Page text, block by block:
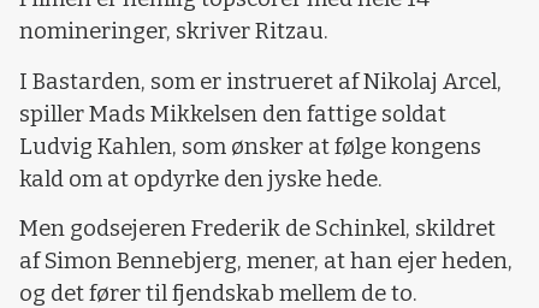
nomineringer, skriver Ritzau.
I Bastarden, som er instrueret af Nikolaj Arcel,
spiller Mads Mikkelsen den fattige soldat
Ludvig Kahlen, som ønsker at følge kongens
kald om at opdyrke den jyske hede.
Men godsejeren Frederik de Schinkel, skildret
af Simon Bennebjerg, mener, at han ejer heden,
og det fører til fjendskab mellem de to.